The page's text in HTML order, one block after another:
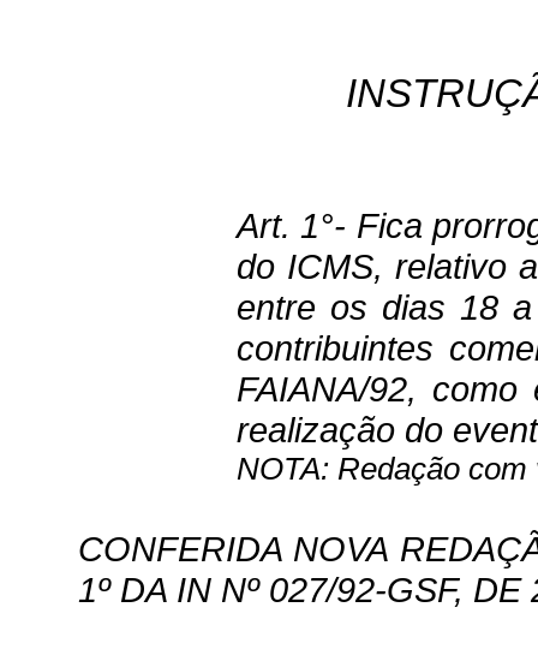
Art. 1°- Fica
do ICMS, relativo
entre os dias 18
contribuintes
FAIANA/92,
realização do
NOTA: Redação
CONFERIDA NOVA
1º DA IN Nº 027/92-GSF,